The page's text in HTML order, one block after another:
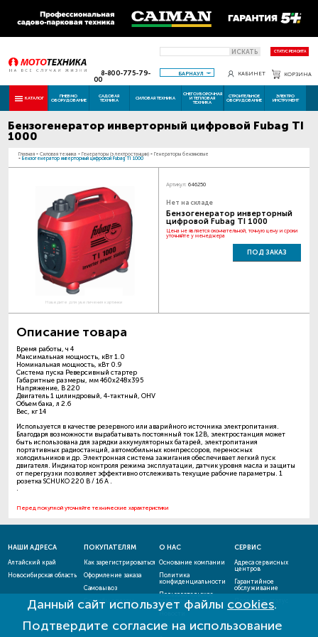
ИСКАТЬ СТАТУС РЕМОНТА
8-800-775-79-
00
БАРНАУЛ КАБИНЕТ КОРЗИНА
КАТАЛОГ ПНЕВМО
ОБОРУДОВАНИЕ
САДОВАЯ
ТЕХНИКА СИЛОВАЯ ТЕХНИКА
СНЕГОУБОРОЧНАЯ
И ТЕПЛОВАЯ
ТЕХНИКА
СТРОИТЕЛЬНОЕ
ОБОРУДОВАНИЕ
ЭЛЕКТРО
ИНСТРУМЕНТ
Бензогенератор инверторный цифровой Fubag TI
1000
Главная - Силовая техника - Генераторы (электростанции) - Генераторы бензиновые
- Бензогенератор инверторный цифровой Fubag TI 1000
Наведите для увеличения картинки
Артикул: 646250
Нет на складе
Бензогенератор инверторный
цифровой Fubag TI 1000
Цена не является окончательной, точную цену и сроки
уточняйте у менеджера
ПОД ЗАКАЗ
Описание товара
Время работы, ч 4
Максимальная мощность, кВт 1.0
Номинальная мощность, кВт 0.9
Система пуска Реверсивный стартер
Габаритные размеры, мм 460х248х395
Напряжение, В 220
Двигатель 1 цилиндровый, 4-тактный, OHV
Объем бака, л 2.6
Вес, кг 14
Используется в качестве резервного или аварийного источника электропитания.
Благодаря возможности вырабатывать постоянный ток 12В, электростанция может
быть использована для зарядки аккумуляторных батарей, электропитания
портативных радиостанций, автомобильных компрессоров, переносных
холодильников и др. Электронная система зажигания обеспечивает легкий пуск
двигателя. Индикатор контроля режима эксплуатации, датчик уровня масла и защиты
от перегрузки позволяет эффективно отслеживать текущие рабочие параметры. 1
розетка SCHUKO 220 B / 16 A .
Перед покупкой уточняйте технические характеристики
Данный сайт использует файлы cookies.
Подтвердите согласие на использование
НАШИ АДРЕСА
Алтайский край
Новосибирская область
ПОКУПАТЕЛЯМ
Как зарегистрироваться
Оформление заказа
Самовывоз
Способы оплаты
О НАС
Основание компании
Политика
конфиденциальности
Пользовательское
соглашение
Акции и скидки
СЕРВИС
Адреса сервисных
центров
Гарантийное
обслуживание
Проверить статус
ремонта